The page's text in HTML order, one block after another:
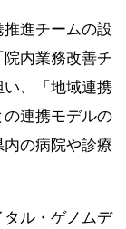
進チームの設
内業務改善チ
、「地域連携
連携モデルの
の病院や診療
ル・ゲノムデ